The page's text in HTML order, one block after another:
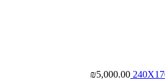
₪5,000.00